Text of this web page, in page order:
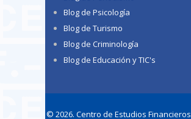
Blog de Psicología
Blog de Turismo
Blog de Criminología
Blog de Educación y TIC's
© 2026. Centro de Estudios Financieros